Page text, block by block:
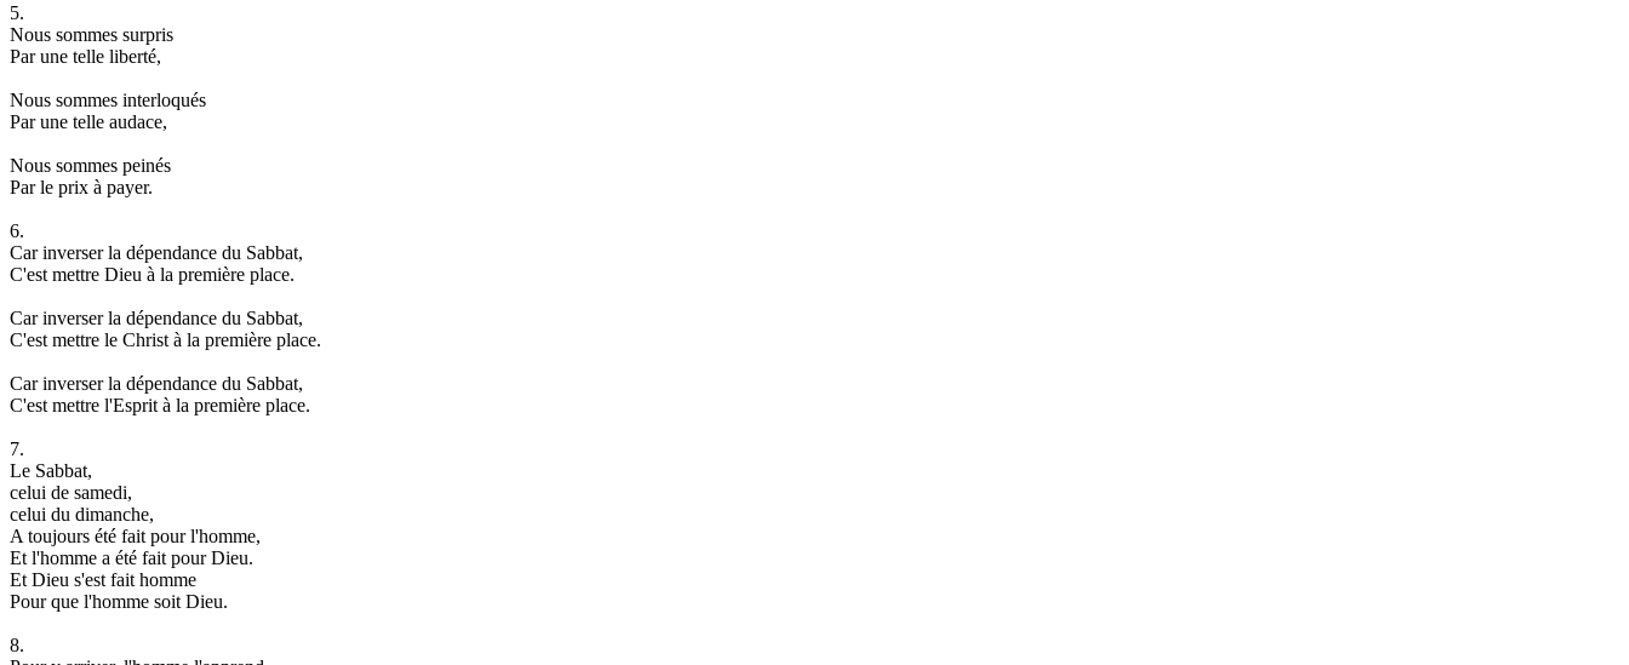
5.
Nous sommes surpris
Par une telle liberté,
Nous sommes interloqués
Par une telle audace,
Nous sommes peinés
Par le prix à payer.
6.
Car inverser la dépendance du Sabbat,
C'est mettre Dieu à la première place.
Car inverser la dépendance du Sabbat,
C'est mettre le Christ à la première place.
Car inverser la dépendance du Sabbat,
C'est mettre l'Esprit à la première place.
7.
Le Sabbat,
celui de samedi,
celui du dimanche,
A toujours été fait pour l'homme,
Et l'homme a été fait pour Dieu.
Et Dieu s'est fait homme
Pour que l'homme soit Dieu.
8.